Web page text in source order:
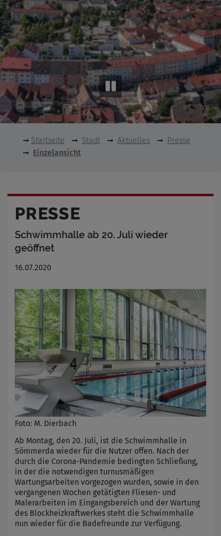
Startseite Stadt Aktuelles
Presse
Einzelansicht
PRESSE
Schwimmhalle ab 20. Juli wieder
geöffnet
16.07.2020
Foto: M. Dierbach
Ab Montag, den 20. Juli, ist die Schwimmhalle in
Sömmerda wieder für die Nutzer offen. Nach der
durch die Corona-Pandemie bedingten Schließung,
in der die notwendigen turnusmäßigen
Wartungsarbeiten vorgezogen wurden, sowie in den
vergangenen Wochen getätigten Fliesen- und
Malerarbeiten im Eingangsbereich und der Wartung
des Blockheizkraftwerkes steht die Schwimmhalle
nun wieder für die Badefreunde zur Verfügung.